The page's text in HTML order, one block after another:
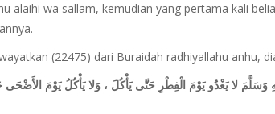
alaihi wa sallam­­­­­­­, kemudian yang pertama kali
(22475) dari Buraidah radhiyallahu anhu,
وَسَلَّمَ لا يَغْدُو يَوْمَ الْفِطْرِ حَتَّى يَأْكُلَ ، وَلا يَأْكُلُ يَوْمَ